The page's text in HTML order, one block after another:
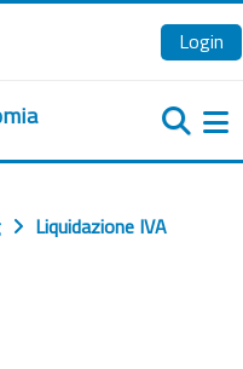
Login
Liquidazione IVA